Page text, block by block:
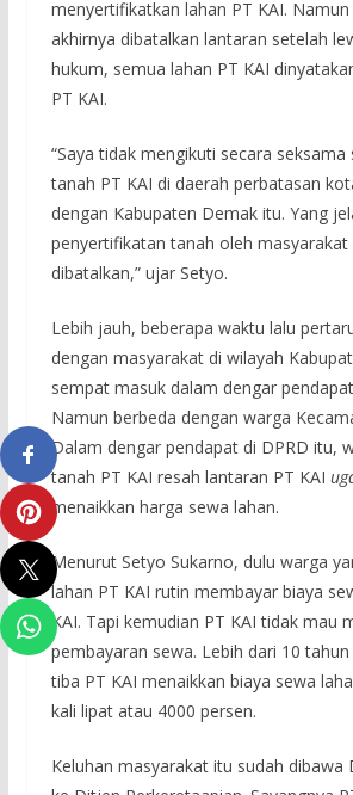
menyertifikatkan lahan PT KAI.
akhirnya dibatalkan lantaran setelah
hukum, semua lahan PT KAI
PT KAI.
“Saya tidak mengikuti secara seksama
tanah PT KAI di daerah perbatasan
dengan Kabupaten Demak itu. Yang
penyertifikatan tanah oleh masyarakat
dibatalkan,” ujar Setyo.
Lebih jauh, beberapa waktu lalu
dengan masyarakat di wilayah
sempat masuk dalam dengar
Namun berbeda dengan warga
Dalam dengar pendapat di DPRD itu,
tanah PT KAI resah lantaran PT KAI
menaikkan harga sewa lahan.
Menurut Setyo Sukarno, dulu warga
lahan PT KAI rutin membayar biaya
KAI. Tapi kemudian PT KAI tidak mau
pembayaran sewa. Lebih dari 10
tiba PT KAI menaikkan biaya sewa
kali lipat atau 4000 persen.
Keluhan masyarakat itu sudah dibawa